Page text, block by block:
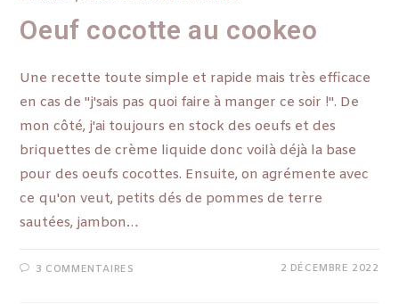
Oeuf cocotte au cookeo
Une recette toute simple et rapide mais très efficace
en cas de "j'sais pas quoi faire à manger ce soir !". De
mon côté, j'ai toujours en stock des oeufs et des
briquettes de crème liquide donc voilà déjà la base
pour des oeufs cocottes. Ensuite, on agrémente avec
ce qu'on veut, petits dés de pommes de terre
sautées, jambon…
3 COMMENTAIRES 2 DÉCEMBRE 2022